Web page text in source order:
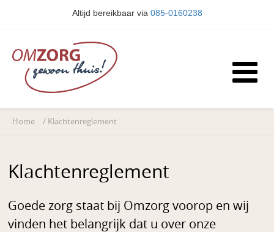
Altijd bereikbaar via 085-0160238
Home / Klachtenreglement
Klachtenreglement
Goede zorg staat bij Omzorg voorop en wij
vinden het belangrijk dat u over onze